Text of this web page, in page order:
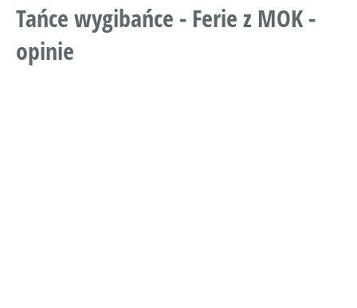
Tańce wygibańce - Ferie z MOK -
opinie